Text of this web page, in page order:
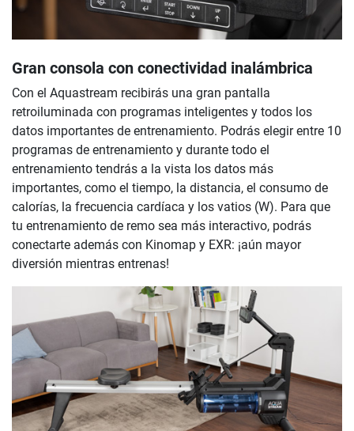
Gran consola con conectividad inalámbrica
Con el Aquastream recibirás una gran pantalla
retroiluminada con programas inteligentes y todos los
datos importantes de entrenamiento. Podrás elegir entre 10
programas de entrenamiento y durante todo el
entrenamiento tendrás a la vista los datos más
importantes, como el tiempo, la distancia, el consumo de
calorías, la frecuencia cardíaca y los vatios (W). Para que
tu entrenamiento de remo sea más interactivo, podrás
conectarte además con Kinomap y EXR: ¡aún mayor
diversión mientras entrenas!